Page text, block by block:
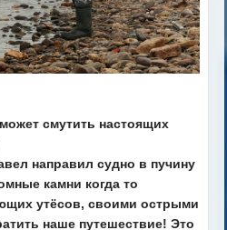
смутить настоящих
направил судно в пучину
камни когда то
утёсов, своими острыми
наше путешествие! Это